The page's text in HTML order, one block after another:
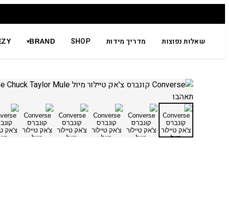
BRAND
▾ SHOP מדריך מידות שאלות נפוצות